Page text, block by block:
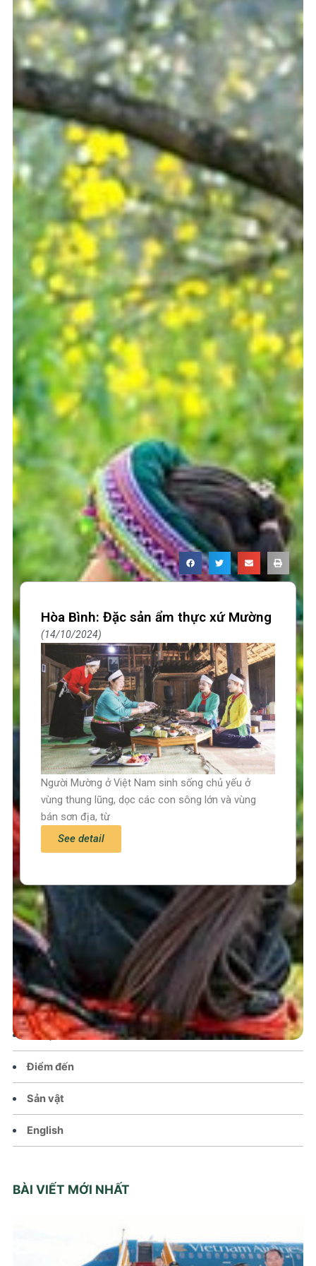
Trang chủ
Tin tức – Sự kiện
Chính sách
Văn hoá – Đời sống
Lễ hội
Điểm đến
Sản vật
English
BÀI VIẾT MỚI NHẤT
Hòa Bình: Đặc sản ẩm thực xứ Mường
14/10/2024
Người Mường ở Việt Nam sinh sống chủ yếu ở
vùng thung lũng, dọc các con sông lớn và vùng
bán sơn địa, từ
See detail